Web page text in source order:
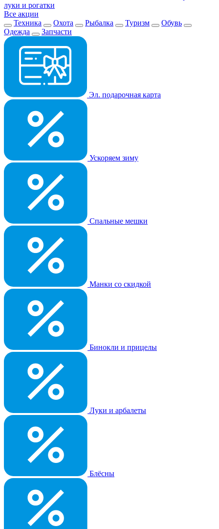
луки и рогатки
Все акции
Техника
Охота Рыбалка Туризм
Обувь
Одежда
Запчасти
Эл. подарочная карта
Ускоряем зиму
Спальные мешки
Манки со скидкой
Бинокли и прицелы
Луки и арбалеты
Блёсны